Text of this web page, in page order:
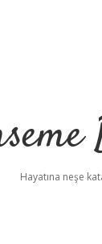
Hayatına neşe